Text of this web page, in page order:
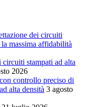
dei circuiti
massima affidabilità
stampati ad alta
2026
controllo preciso di
alta densità 3 agosto